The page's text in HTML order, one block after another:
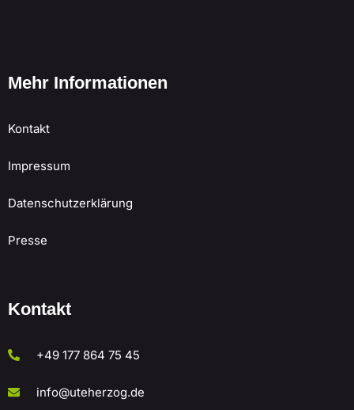
Mehr Informationen
Kontakt
Impressum
Datenschutzerklärung
Presse
Kontakt
+49 177 864 75 45
info@uteherzog.de